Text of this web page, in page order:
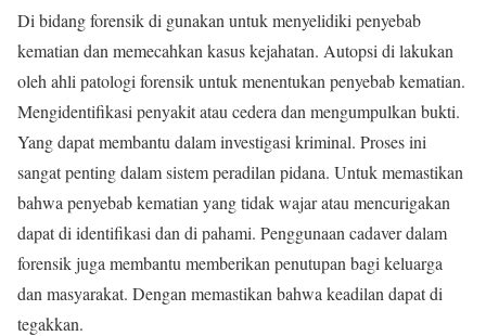
Di bidang forensik di gunakan untuk menyelidiki penyebab
kematian dan memecahkan kasus kejahatan. Autopsi di lakukan
oleh ahli patologi forensik untuk menentukan penyebab kematian.
Mengidentifikasi penyakit atau cedera dan mengumpulkan bukti.
Yang dapat membantu dalam investigasi kriminal. Proses ini
sangat penting dalam sistem peradilan pidana. Untuk memastikan
bahwa penyebab kematian yang tidak wajar atau mencurigakan
dapat di identifikasi dan di pahami. Penggunaan cadaver dalam
forensik juga membantu memberikan penutupan bagi keluarga
dan masyarakat. Dengan memastikan bahwa keadilan dapat di
tegakkan.